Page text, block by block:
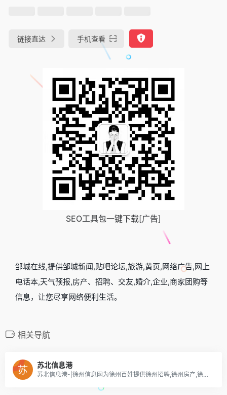
链接直达 手机查看
SEO工具包一键下载[广告]
邹城在线,提供邹城新闻,贴吧论坛,旅游,黄页,网络广告,网上
电话本,天气预报,房产、招聘、交友,婚介,企业,商家团购等
信息，让您尽享网络便利生活。
相关导航
苏北信息港
苏北信息港-|徐州信息网为徐州百姓提供徐州招聘,徐州房产,徐州二手车,徐州天气,徐州租房信息